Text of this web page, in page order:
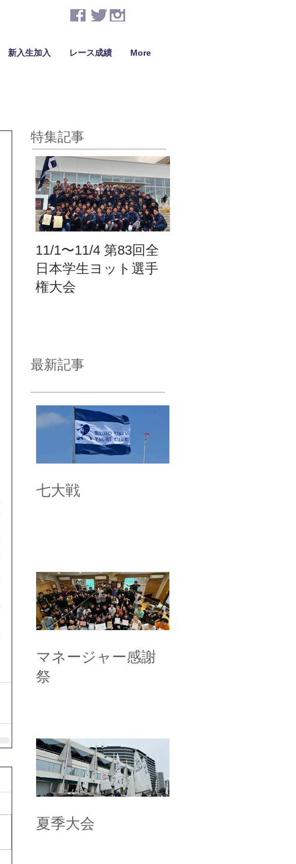
新入生加入 レース成績 More
特集記事
11/1〜11/4 第83回全
日本学生ヨット選手
権大会
最新記事
七大戦
マネージャー感謝
祭
夏季大会